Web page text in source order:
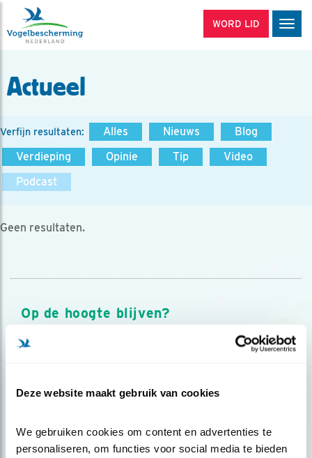
Deze website maakt gebruik van cookies
We gebruiken cookies om content en advertenties te
personaliseren, om functies voor social media te bieden
WORD LID
Actueel
Verfijn resultaten: Alles Nieuws
Blog
Verdieping
Opinie Tip
Video
Podcast
Geen resultaten.
Op de hoogte blijven?
Meld je aan en ontvang nieuws, inspiratie, acties en tips
over vogels en activiteiten van Vogelbescherming.